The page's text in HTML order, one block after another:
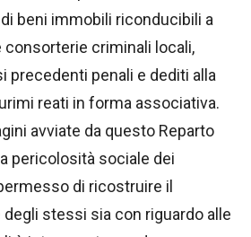
beni immobili riconducibili a
criminali locali,
precedenti penali e dediti alla
reati in forma associativa.
avviate da questo Reparto
pericolosità sociale dei
di ricostruire il
stessi sia con riguardo alle